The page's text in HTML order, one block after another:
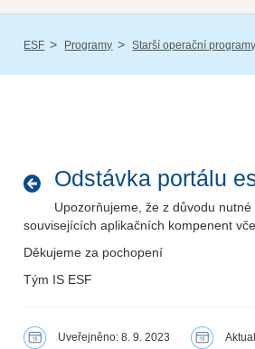
ESF / Programy / Starší operační programy
Odstávka portálu
Upozorňujeme, že z důvodu
souvisejících aplikačních kompenent
Děkujeme za pochopení
Tým IS ESF
Uveřejněno: 8. 9. 2023